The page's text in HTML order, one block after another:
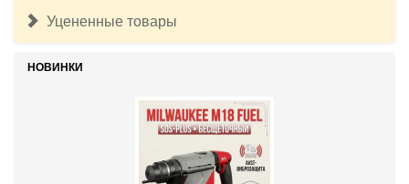
Уцененные товары
НОВИНКИ